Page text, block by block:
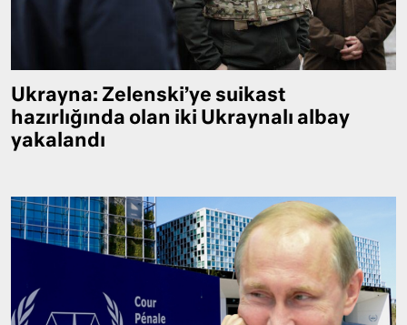
Ukrayna: Zelenski’ye suikast
hazırlığında olan iki Ukraynalı albay
yakalandı